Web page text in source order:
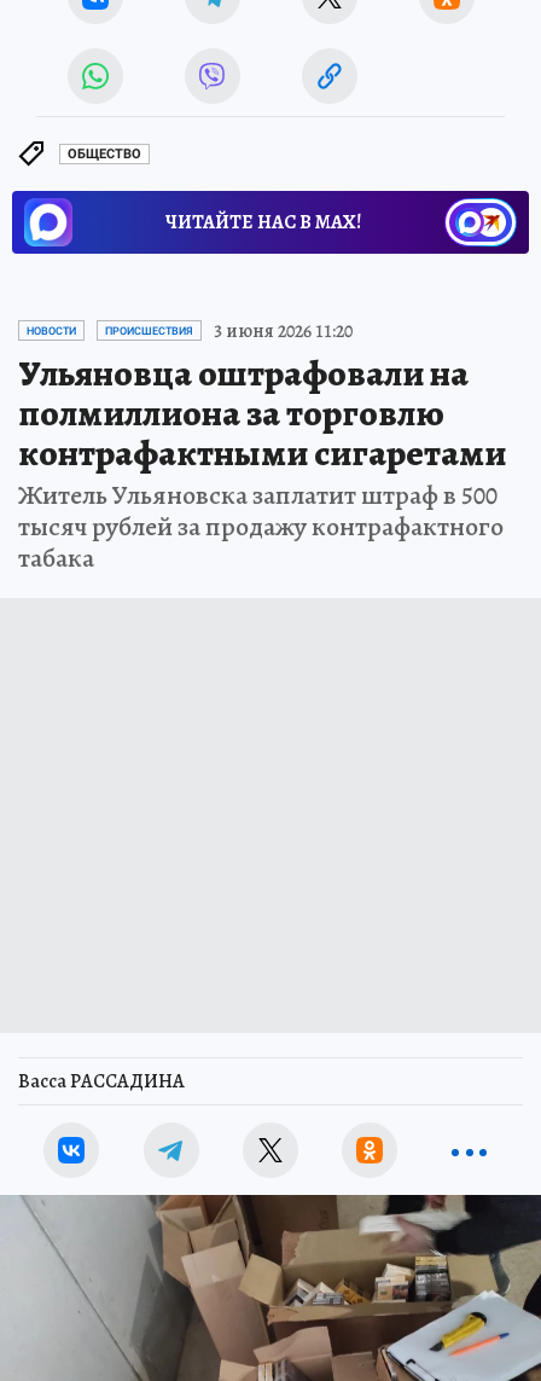
ОБЩЕСТВО
ЧИТАЙТЕ НАС В МАХ!
НОВОСТИ ПРОИСШЕСТВИЯ 3 июня 2026 11:20
Ульяновца оштрафовали на
полмиллиона за торговлю
контрафактными сигаретами
Житель Ульяновска заплатит штраф в 500
тысяч рублей за продажу контрафактного
табака
Васса РАССАДИНА